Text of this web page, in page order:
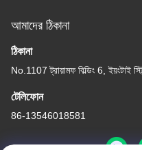
আমাদের ঠিকানা
ঠিকানা
No.1107 ট্রায়ামফ বিল্ডিং 6, ইয়ংটাই
টেলিফোন
86-13546018581